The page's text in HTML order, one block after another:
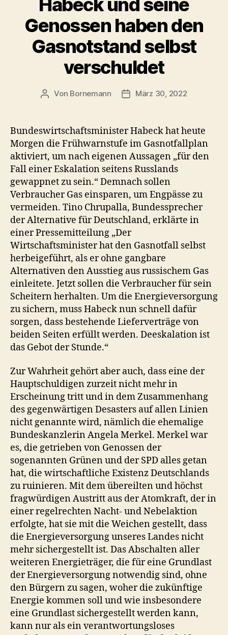
Genossen haben den
Gasnotstand selbst
verschuldet
Beitragsautor
Von Bornemann Veröffentlichungsdatum
März 30, 2022
Bundeswirtschaftsminister Habeck hat heute
Morgen die Frühwarnstufe im Gasnotfallplan
aktiviert, um nach eigenen Aussagen „für den
Fall einer Eskalation seitens Russlands
gewappnet zu sein.“ Demnach sollen
Verbraucher Gas einsparen, um Engpässe zu
vermeiden. Tino Chrupalla, Bundessprecher
der Alternative für Deutschland, erklärte in
einer Pressemitteilung „Der
Wirtschaftsminister hat den Gasnotfall selbst
herbeigeführt, als er ohne gangbare
Alternativen den Ausstieg aus russischem Gas
einleitete. Jetzt sollen die Verbraucher für sein
Scheitern herhalten. Um die Energieversorgung
zu sichern, muss Habeck nun schnell dafür
sorgen, dass bestehende Lieferverträge von
beiden Seiten erfüllt werden. Deeskalation ist
das Gebot der Stunde.“
Zur Wahrheit gehört aber auch, dass eine der
Hauptschuldigen zurzeit nicht mehr in
Erscheinung tritt und in dem Zusammenhang
des gegenwärtigen Desasters auf allen Linien
nicht genannte wird, nämlich die ehemalige
Bundeskanzlerin Angela Merkel. Merkel war
es, die getrieben von Genossen der
sogenannten Grünen und der SPD alles getan
hat, die wirtschaftliche Existenz Deutschlands
zu ruinieren. Mit dem übereilten und höchst
fragwürdigen Austritt aus der Atomkraft, der in
einer regelrechten Nacht- und Nebelaktion
erfolgte, hat sie mit die Weichen gestellt, dass
die Energieversorgung unseres Landes nicht
mehr sichergestellt ist. Das Abschalten aller
weiteren Energieträger, die für eine Grundlast
der Energieversorgung notwendig sind, ohne
den Bürgern zu sagen, woher die zukünftige
Energie kommen soll und wie insbesondere
eine Grundlast sichergestellt werden kann,
kann nur als ein verantwortungsloses